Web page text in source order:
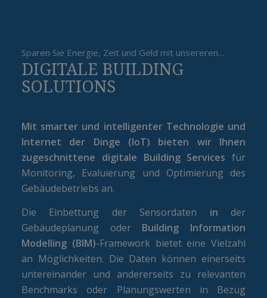
Sparen Sie Energie, Zeit und Geld mit unsereren…
DIGITALE BUILDING
SOLUTIONS
Mit smarter und intelligenter Technologie und
Internet der Dinge (IoT) bieten wir Ihnen
zugeschnittene digitale Building Servicesfür
Monitoring, Evaluierung und Optimierung des
Gebäudebetriebs an.
Die Einbettung der Sensordaten in der
Gebäudeplanung oder Building Information
Modelling (BIM)-Framework bietet eine Vielzahl
an Möglichkeiten. Die Daten können einerseits
untereinander und andererseits zu relevanten
Benchmarks oder Planungswerten in Bezug